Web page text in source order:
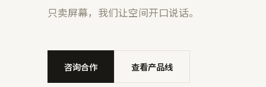
只卖屏幕，我们让空间开口说话。
咨询合作 查看产品线